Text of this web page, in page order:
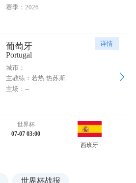
赛季：2026
详情
葡萄牙
Portugal
城市：
主教练：若热·热苏斯
主场：--
世界杯
07-07 03:00
西班牙
世界杯战报